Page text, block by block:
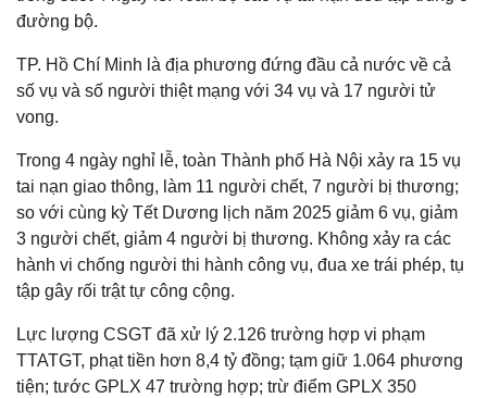
đường bộ.
TP. Hồ Chí Minh là địa phương đứng đầu cả nước về cả
số vụ và số người thiệt mạng với 34 vụ và 17 người tử
vong.
Trong 4 ngày nghỉ lễ, toàn Thành phố Hà Nội xảy ra 15 vụ
tai nạn giao thông, làm 11 người chết, 7 người bị thương;
so với cùng kỳ Tết Dương lịch năm 2025 giảm 6 vụ, giảm
3 người chết, giảm 4 người bị thương. Không xảy ra các
hành vi chống người thi hành công vụ, đua xe trái phép, tụ
tập gây rối trật tự công cộng.
Lực lượng CSGT đã xử lý 2.126 trường hợp vi phạm
TTATGT, phạt tiền hơn 8,4 tỷ đồng; tạm giữ 1.064 phương
tiện; tước GPLX 47 trường hợp; trừ điểm GPLX 350